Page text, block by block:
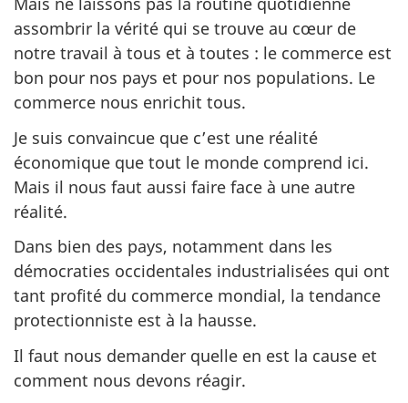
assombrir la vérité qui se trouve au cœur de
notre travail à tous et à toutes : le commerce est
bon pour nos pays et pour nos populations. Le
commerce nous enrichit tous.
Je suis convaincue que c’est une réalité
économique que tout le monde comprend ici.
Mais il nous faut aussi faire face à une autre
réalité.
Dans bien des pays, notamment dans les
démocraties occidentales industrialisées qui ont
tant profité du commerce mondial, la tendance
protectionniste est à la hausse.
Il faut nous demander quelle en est la cause et
comment nous devons réagir.